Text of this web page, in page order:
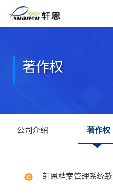
著作权
公司介绍 著作权
轩恩档案管理系统